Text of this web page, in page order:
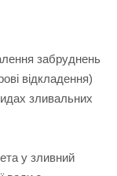
забруднень
відкладення)
зливальних
у зливний